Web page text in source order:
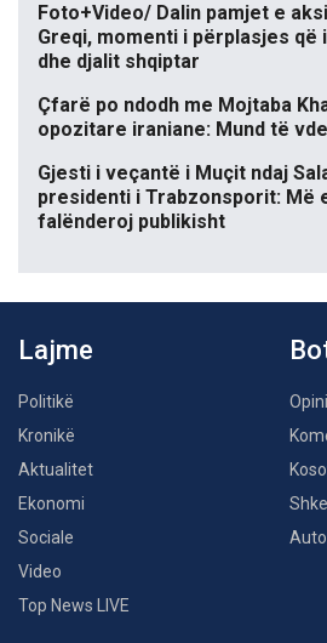
Foto+Video/ Dalin pamjet e
Greqi, momenti i përplasjes që
dhe djalit shqiptar
Çfarë po ndodh me Mojtaba
opozitare iraniane: Mund të
Gjesti i veçantë i Muçit ndaj
presidenti i Trabzonsporit: Më
falënderoj publikisht
Lajme
Politikë
Kronikë
Aktualitet
Ekonomi
Sociale
Video
Top News LIVE
Auto